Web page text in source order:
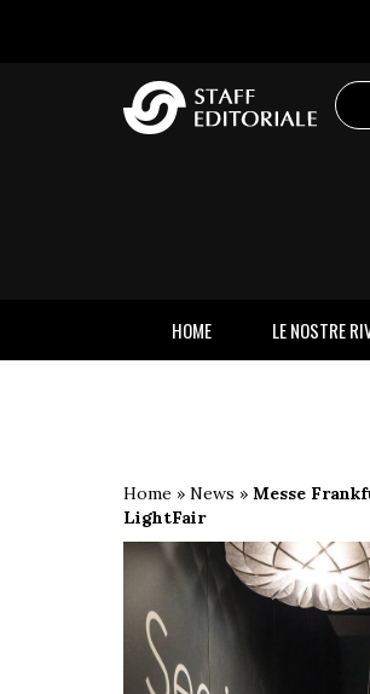
HOME LE NOSTRE
Home » News » Messe
LightFair